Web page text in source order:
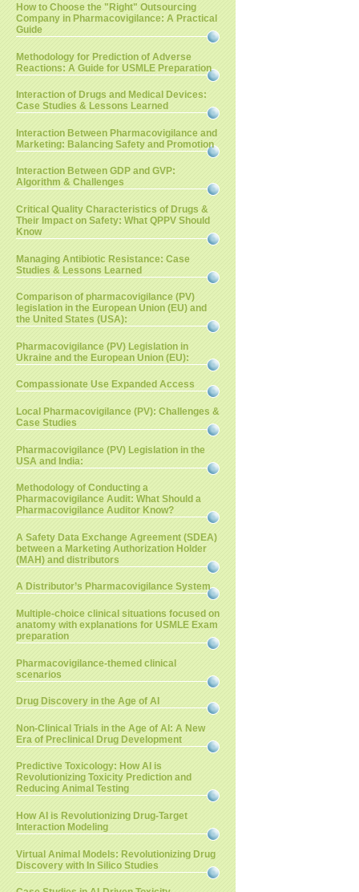
How to Choose the "Right" Outsourcing
Company in Pharmacovigilance: A Practical
Guide
Methodology for Prediction of Adverse
Reactions: A Guide for USMLE Preparation
Interaction of Drugs and Medical Devices:
Case Studies & Lessons Learned
Interaction Between Pharmacovigilance and
Marketing: Balancing Safety and Promotion
Interaction Between GDP and GVP:
Algorithm & Challenges
Critical Quality Characteristics of Drugs &
Their Impact on Safety: What QPPV Should
Know
Managing Antibiotic Resistance: Case
Studies & Lessons Learned
Comparison of pharmacovigilance (PV)
legislation in the European Union (EU) and
the United States (USA):
Pharmacovigilance (PV) Legislation in
Ukraine and the European Union (EU):
Compassionate Use Expanded Access
Local Pharmacovigilance (PV): Challenges &
Case Studies
Pharmacovigilance (PV) Legislation in the
USA and India:
Methodology of Conducting a
Pharmacovigilance Audit: What Should a
Pharmacovigilance Auditor Know?
A Safety Data Exchange Agreement (SDEA)
between a Marketing Authorization Holder
(MAH) and distributors
A Distributor’s Pharmacovigilance System
Multiple-choice clinical situations focused on
anatomy with explanations for USMLE Exam
preparation
Pharmacovigilance-themed clinical
scenarios
Drug Discovery in the Age of AI
Non-Clinical Trials in the Age of AI: A New
Era of Preclinical Drug Development
Predictive Toxicology: How AI is
Revolutionizing Toxicity Prediction and
Reducing Animal Testing
How AI is Revolutionizing Drug-Target
Interaction Modeling
Virtual Animal Models: Revolutionizing Drug
Discovery with In Silico Studies